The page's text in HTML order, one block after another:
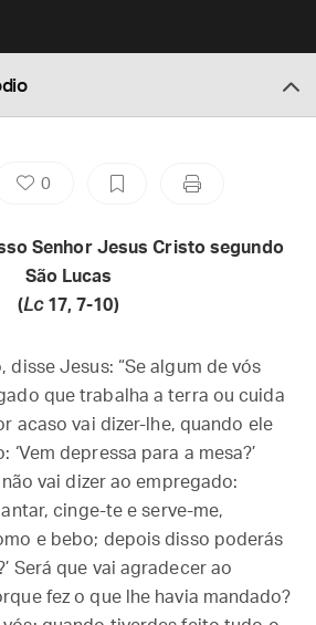
0
Senhor Jesus Cristo segundo
São Lucas
(Lc 17, 7-10)
disse Jesus: “Se algum de vós
que trabalha a terra ou cuida
acaso vai dizer-lhe, quando ele
‘Vem depressa para a mesa?’
vai dizer ao empregado:
cinge-te e serve-me,
e bebo; depois disso poderás
Será que vai agradecer ao
fez o que lhe havia mandado?